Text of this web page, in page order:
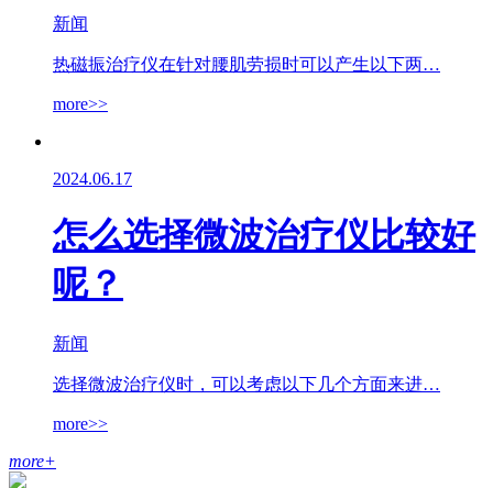
新闻
热磁振治疗仪在针对腰肌劳损时可以产生以下两…
more>>
2024.06.17
怎么选择微波治疗仪比较好
呢？
新闻
选择微波治疗仪时，可以考虑以下几个方面来进…
more>>
more+